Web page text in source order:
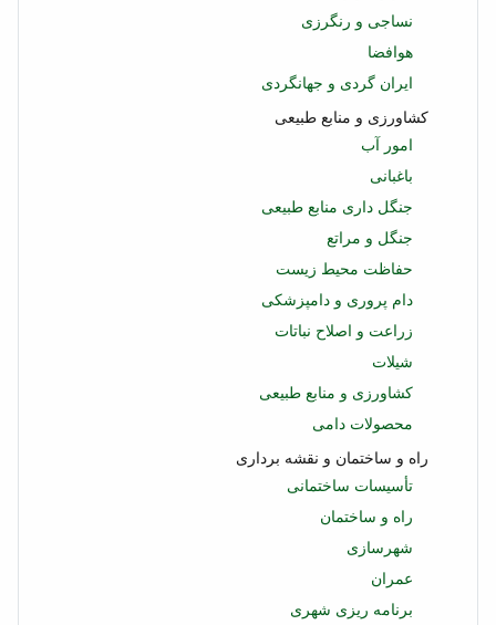
نساجی و رنگرزی
هوافضا
ایران گردی و جهانگردی
کشاورزی و منابع طبیعی
امور آب
باغبانی
جنگل داری منابع طبیعی
جنگل و مراتع
حفاظت محیط زیست
دام پروری و دامپزشکی
زراعت و اصلاح نباتات
شیلات
کشاورزی و منابع طبیعی
محصولات دامی
راه و ساختمان و نقشه برداری
تأسیسات ساختمانی
راه و ساختمان
شهرسازی
عمران
برنامه ریزی شهری